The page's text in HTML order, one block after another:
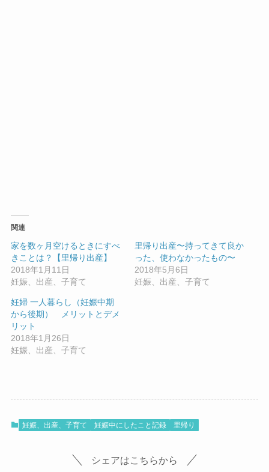
関連
家を数ヶ月空けるときにすべ
きことは？【里帰り出産】
2018年1月11日
妊娠、出産、子育て
里帰り出産〜持ってきて良か
った、使わなかったもの〜
2018年5月6日
妊娠、出産、子育て
妊婦 一人暮らし（妊娠中期
から後期） メリットとデメ
リット
2018年1月26日
妊娠、出産、子育て
妊娠、出産、子育て 妊娠中にしたこと記録 里帰り
シェアはこちらから